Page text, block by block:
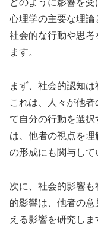
どのように影響を
心理学の主要な理
社会的な行動や思
ます。
まず、社会的認知は
これは、人々が他
て自分の行動を選
は、他者の視点を
の形成にも関与して
次に、社会的影響
的影響は、他者の
える影響を研究し